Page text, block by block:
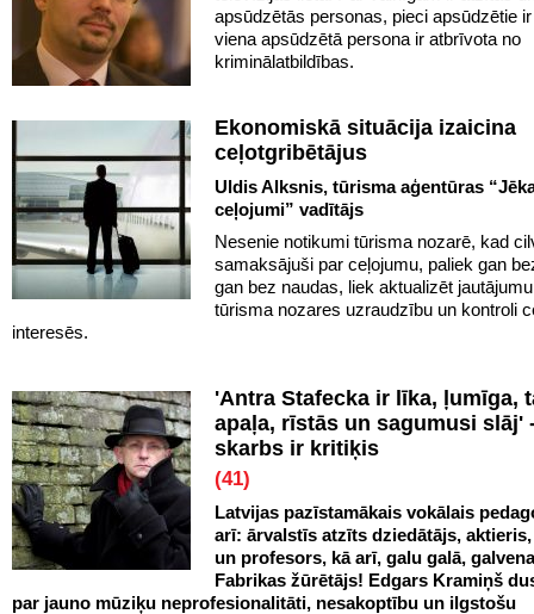
apsūdzētās personas, pieci apsūdzētie
viena apsūdzētā persona ir atbrīvota no
kriminālatbildības.
Ekonomiskā situācija izaicina
ceļotgribētājus
Uldis Alksnis, tūrisma aģentūras
ceļojumi” vadītājs
Nesenie notikumi tūrisma nozarē, kad
samaksājuši par ceļojumu, paliek gan
gan bez naudas, liek aktualizēt
tūrisma nozares uzraudzību un kontroli
interesēs.
'Antra Stafecka ir līka, ļumīga,
apaļa, rīstās un sagumusi slāj'
skarbs ir kritiķis
(41)
Latvijas pazīstamākais vokālais
arī: ārvalstīs atzīts dziedātājs,
un profesors, kā arī, galu galā,
Fabrikas žūrētājs! Edgars Kramiņš
par jauno mūziķu neprofesionalitāti, nesakoptību un ilgstošu